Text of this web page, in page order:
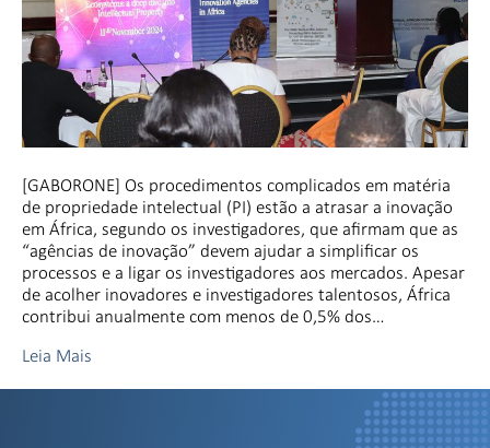
[GABORONE] Os procedimentos complicados em matéria
de propriedade intelectual (PI) estão a atrasar a inovação
em África, segundo os investigadores, que afirmam que as
“agências de inovação” devem ajudar a simplificar os
processos e a ligar os investigadores aos mercados. Apesar
de acolher inovadores e investigadores talentosos, África
contribui anualmente com menos de 0,5% dos…
Leia Mais